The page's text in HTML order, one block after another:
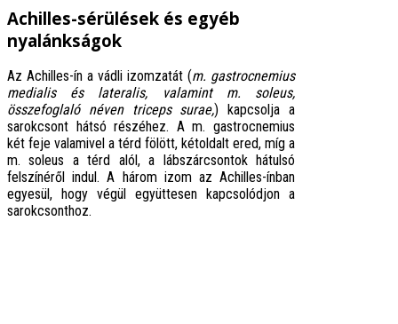
Achilles-sérülések és egyéb
nyalánkságok
Az Achilles-ín a vádli izomzatát (m. gastrocnemius
medialis és lateralis, valamint m. soleus,
összefoglaló néven triceps surae,) kapcsolja a
sarokcsont hátsó részéhez. A m. gastrocnemius
két feje valamivel a térd fölött, kétoldalt ered, míg a
m. soleus a térd alól, a lábszárcsontok hátulsó
felszínéről indul. A három izom az Achilles-ínban
egyesül, hogy végül együttesen kapcsolódjon a
sarokcsonthoz.